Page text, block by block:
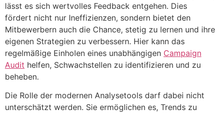
lässt es sich wertvolles Feedback entgehen. Dies
fördert nicht nur Ineffizienzen, sondern bietet den
Mitbewerbern auch die Chance, stetig zu lernen und ihre
eigenen Strategien zu verbessern. Hier kann das
regelmäßige Einholen eines unabhängigen Campaign
Audit helfen, Schwachstellen zu identifizieren und zu
beheben.
Die Rolle der modernen Analysetools darf dabei nicht
unterschätzt werden. Sie ermöglichen es, Trends zu